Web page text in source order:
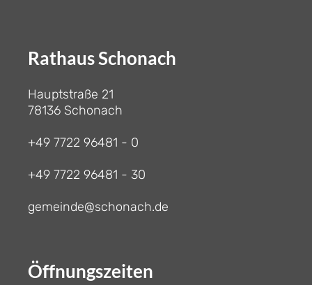
Rathaus Schonach
Hauptstraße 21
78136 Schonach
+49 7722 96481 - 0
+49 7722 96481 - 30
gemeinde@schonach.de
Öffnungszeiten